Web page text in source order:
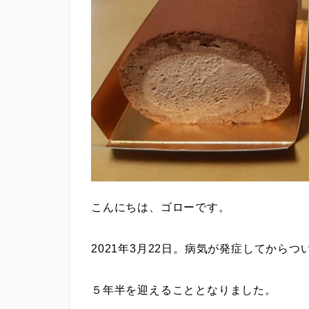
こんにちは、ゴローです。
2021年3月22日。病気が発症してからつ
５年半を迎えることとなりました。